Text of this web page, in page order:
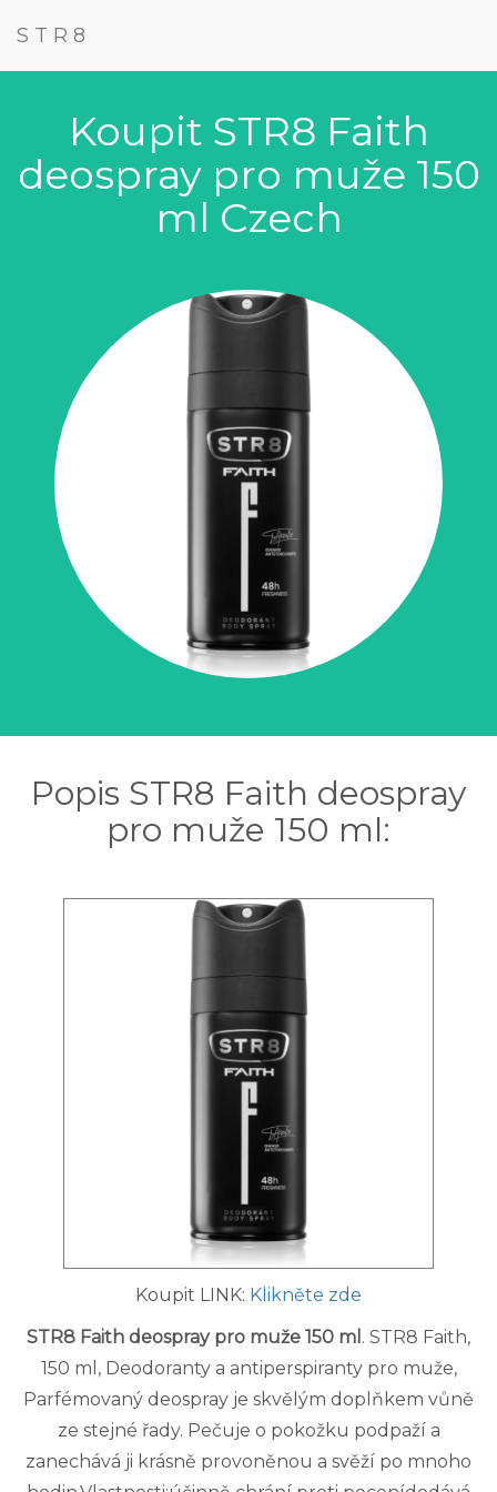
STR8
Koupit STR8 Faith
deospray pro muže 150
ml Czech
Popis STR8 Faith deospray
pro muže 150 ml:
Koupit LINK: Klikněte zde
STR8 Faith deospray pro muže 150 ml . STR8 Faith,
150 ml, Deodoranty a antiperspiranty pro muže,
Parfémovaný deospray je skvělým doplňkem vůně
ze stejné řady. Pečuje o pokožku podpaží a
zanechává ji krásně provoněnou a svěží po mnoho